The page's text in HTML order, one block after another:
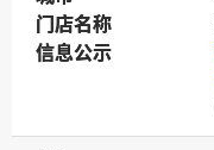
门店名称
门店名称
信息公示
信息公示